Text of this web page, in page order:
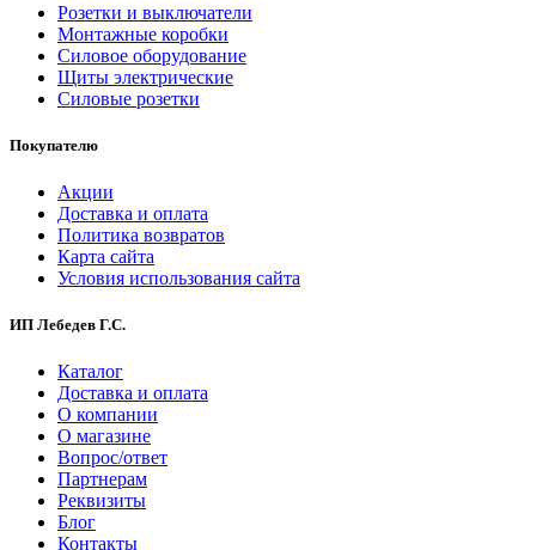
Розетки и выключатели
Монтажные коробки
Силовое оборудование
Щиты электрические
Силовые розетки
Покупателю
Акции
Доставка и оплата
Политика возвратов
Карта сайта
Условия использования сайта
ИП Лебедев Г.С.
Каталог
Доставка и оплата
О компании
О магазине
Вопрос/ответ
Партнерам
Реквизиты
Блог
Контакты